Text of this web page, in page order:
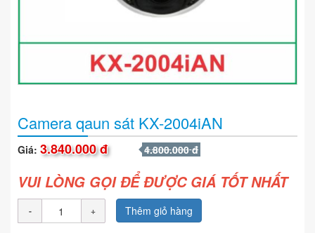
Camera qaun sát KX-2004iAN
Giá: 3.840.000 đ 4.800.000 đ
VUI LÒNG GỌI ĐỂ ĐƯỢC GIÁ TỐT NHẤT
Thêm giỏ hàng